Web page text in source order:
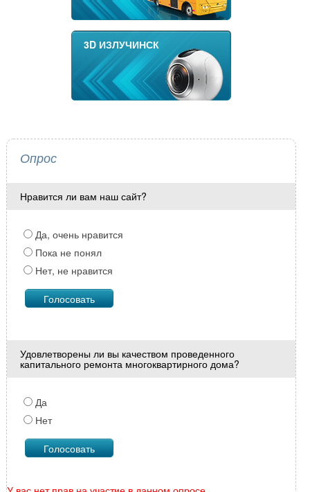
3D ИЗЛУЧИНСК
Опрос
Нравится ли вам наш сайт?
Да, очень нравится
Пока не понял
Нет, не нравится
Удовлетворены ли вы качеством проведенного
капитального ремонта многоквартирного дома?
Да
Нет